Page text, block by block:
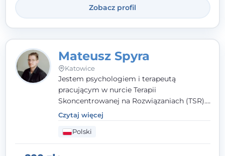
Zobacz profil
Mateusz Spyra
Katowice
Jestem psychologiem i terapeutą
pracującym w nurcie Terapii
Skoncentrowanej na Rozwiązaniach (TSR).
Towarzyszę młodzieży i dorosłym z
empatią, zrozumieniem i bez oceniania.
Daję przestrzeń do bycia sobą, bo wiem, że
w każdym człowieku jest coś wyjątkowego.
Czytaj więcej
Polski